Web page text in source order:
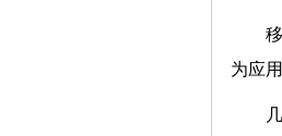
为应